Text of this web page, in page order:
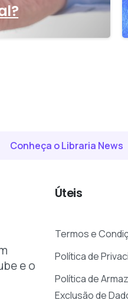
Conheça o Libraria News
e o
Úteis
Termos e
Política de
Política de
Exclusão de